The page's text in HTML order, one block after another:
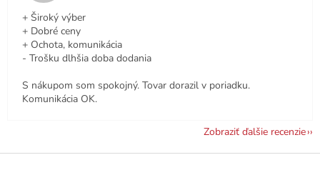
+ Široký výber
+ Dobré ceny
+ Ochota, komunikácia
- Trošku dlhšia doba dodania
S nákupom som spokojný. Tovar dorazil v poriadku.
Komunikácia OK.
Zobraziť ďalšie recenzie